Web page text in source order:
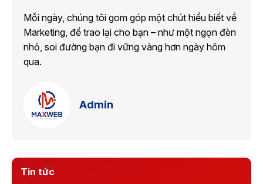
Mỗi ngày, chúng tôi gom góp một chút hiểu biết về
Marketing, để trao lại cho bạn – như một ngọn đèn
nhỏ, soi đường bạn đi vững vàng hơn ngày hôm
qua.
Admin
Tin tức